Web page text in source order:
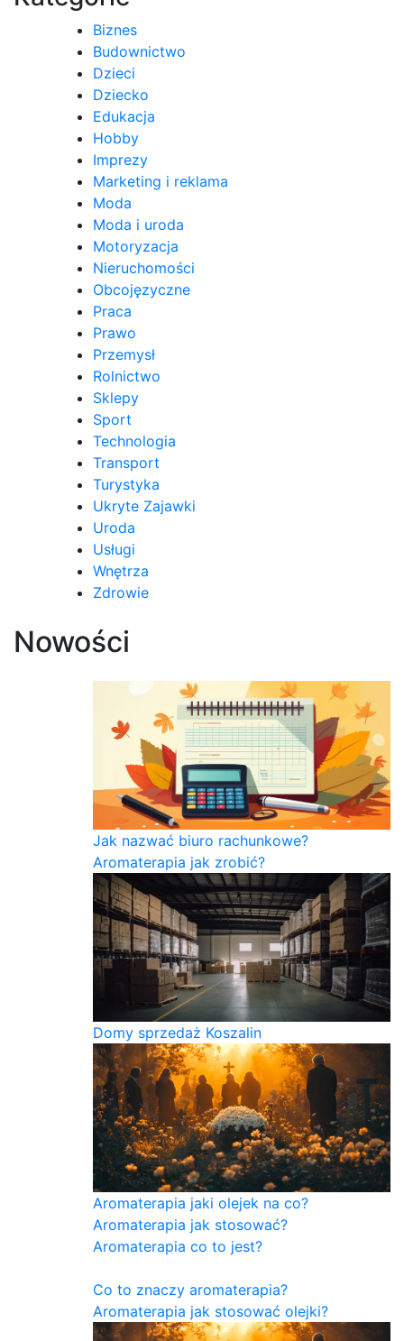
Biznes
Budownictwo
Dzieci
Dziecko
Edukacja
Hobby
Imprezy
Marketing i reklama
Moda
Moda i uroda
Motoryzacja
Nieruchomości
Obcojęzyczne
Praca
Prawo
Przemysł
Rolnictwo
Sklepy
Sport
Technologia
Transport
Turystyka
Ukryte Zajawki
Uroda
Usługi
Wnętrza
Zdrowie
Nowości
Jak nazwać biuro rachunkowe?
Aromaterapia jak zrobić?
Domy sprzedaż Koszalin
Aromaterapia jaki olejek na co?
Aromaterapia jak stosować?
Aromaterapia co to jest?
Co to znaczy aromaterapia?
Aromaterapia jak stosować olejki?